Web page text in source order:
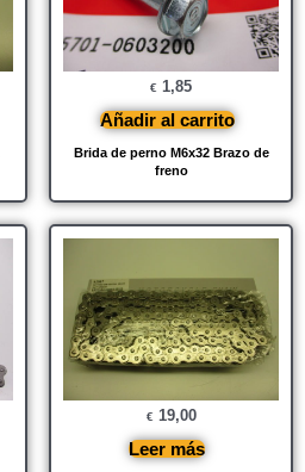
Brida de perno M6x32 Brazo de
freno
€ 1,85
Añadir al carrito
€ 19,00
Leer más